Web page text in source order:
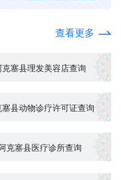
查看更多
克塞县理发美容店查询
县动物诊疗许可证查询
克塞县医疗诊所查询